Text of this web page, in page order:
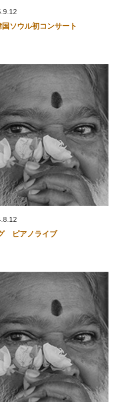
ソウル初コンサート
ピアノライブ